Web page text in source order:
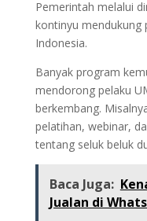
Pemerintah melalui
kontinyu mendukung
Indonesia.
Banyak program
mendorong pelaku
berkembang.
pelatihan, webinar,
tentang seluk beluk
Baca Juga:
Jualan di